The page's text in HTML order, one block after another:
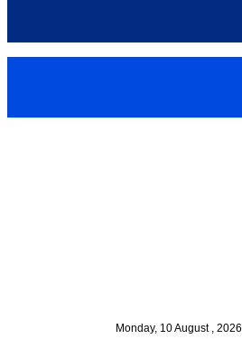
Monday, 10 August , 2026